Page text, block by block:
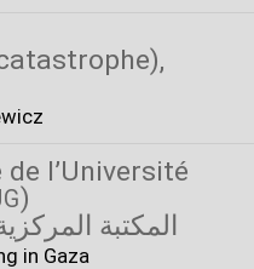
l’Université
)
المكتبة
in Gaza